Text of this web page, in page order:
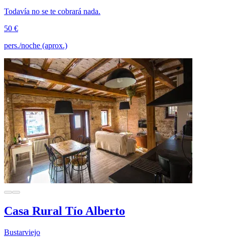
Todavía no se te cobrará nada.
50 €
pers./noche (aprox.)
Casa Rural Tío Alberto
Bustarviejo